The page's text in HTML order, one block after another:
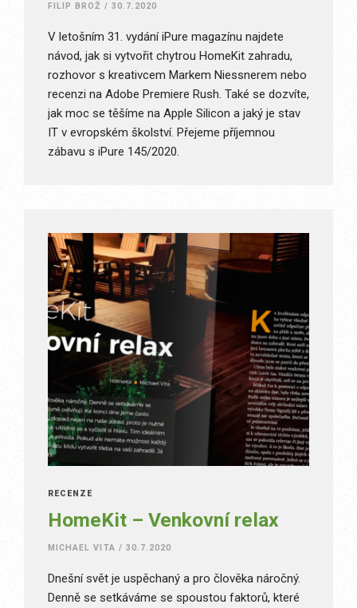
FILIP BROŽ / 30.7.2020
V letošním 31. vydání iPure magazínu najdete
návod, jak si vytvořit chytrou HomeKit zahradu,
rozhovor s kreativcem Markem Niessnerem nebo
recenzi na Adobe Premiere Rush. Také se dozvíte,
jak moc se těšíme na Apple Silicon a jaký je stav
IT v evropském školství. Přejeme příjemnou
zábavu s iPure 145/2020.
RECENZE
HomeKit – Venkovní relax
MICHAEL VITA / 30.7.2020
Dnešní svět je uspěchaný a pro člověka náročný.
Denně se setkáváme se spoustou faktorů, které